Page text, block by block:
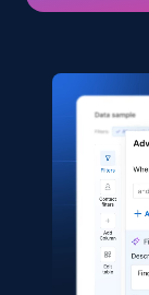
eCommerce
5.4K+
Shein-